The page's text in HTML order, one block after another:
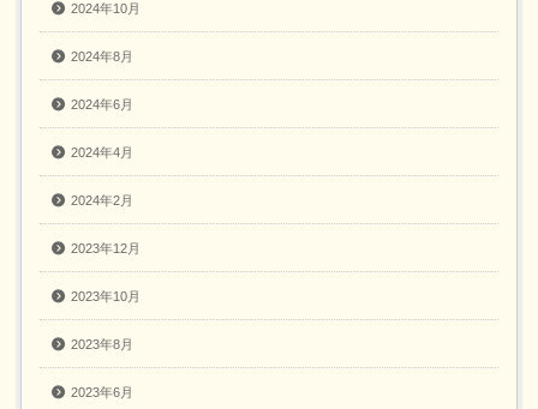
2024年10月
2024年8月
2024年6月
2024年4月
2024年2月
2023年12月
2023年10月
2023年8月
2023年6月